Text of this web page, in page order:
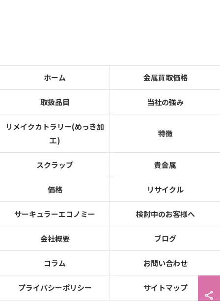
ホーム 金属買取価格
取扱品目 当社の強み
リメイクカトラリー(めっき加
工)
特徴
スクラップ 貴金属
価格 リサイクル
サーキュラーエコノミー 検討中のお客様へ
会社概要 ブログ
コラム お問い合わせ
プライバシーポリシー サイトマップ